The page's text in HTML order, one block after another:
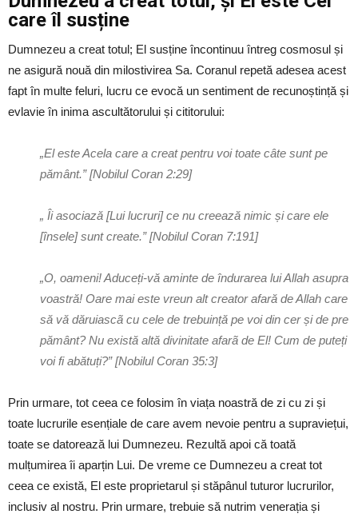
care îl susține
Dumnezeu a creat totul; El susține încontinuu întreg cosmosul și
ne asigură nouă din milostivirea Sa. Coranul repetă adesea acest
fapt în multe feluri, lucru ce evocă un sentiment de recunoștință și
evlavie în inima ascultătorului și cititorului:
„El este Acela care a creat pentru voi toate câte sunt pe
pământ.” [Nobilul Coran 2:29]
„ Îi asociază [Lui lucruri] ce nu creează nimic și care ele
[însele] sunt create.” [Nobilul Coran 7:191]
„O, oameni! Aduceți-vă aminte de îndurarea lui Allah asupra
voastră! Oare mai este vreun alt creator afară de Allah care
să vă dăruiascã cu cele de trebuință pe voi din cer și de pre
pământ? Nu există altă divinitate afarã de El! Cum de puteți
voi fi abătuți?” [Nobilul Coran 35:3]
Prin urmare, tot ceea ce folosim în viața noastră de zi cu zi și
toate lucrurile esențiale de care avem nevoie pentru a supraviețui,
toate se datorează lui Dumnezeu. Rezultă apoi că toată
mulțumirea îi aparțin Lui. De vreme ce Dumnezeu a creat tot
ceea ce există, El este proprietarul și stăpânul tuturor lucrurilor,
inclusiv al nostru. Prin urmare, trebuie să nutrim venerația și